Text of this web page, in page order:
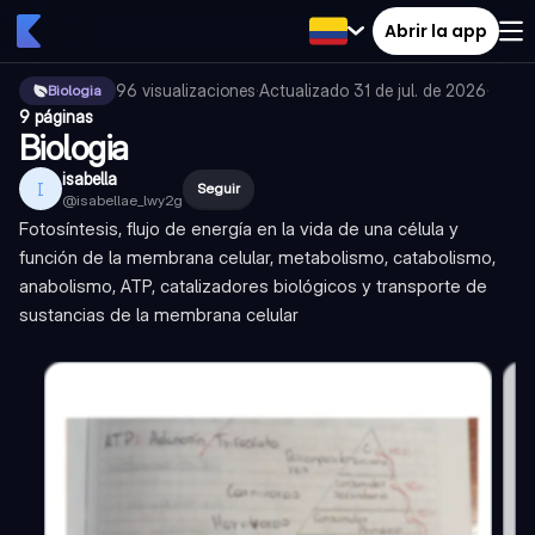
Abrir la app
Biologia 96 visualizaciones·Actualizado 31 de jul. de 2026·
9 páginas
Biologia
I isabella
@isabellae_lwy2g
Seguir
Fotosíntesis, flujo de energía en la vida de una célula y
función de la membrana celular, metabolismo, catabolismo,
anabolismo, ATP, catalizadores biológicos y transporte de
sustancias de la membrana celular